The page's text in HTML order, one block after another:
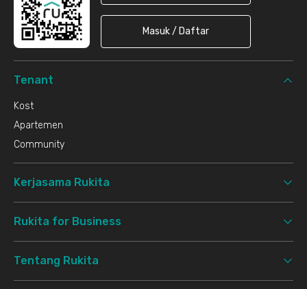
Masuk / Daftar
Tenant
Kost
Apartemen
Community
Kerjasama Rukita
Rukita for Business
Tentang Rukita